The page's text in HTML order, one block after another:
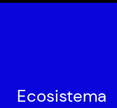
Ecosistema